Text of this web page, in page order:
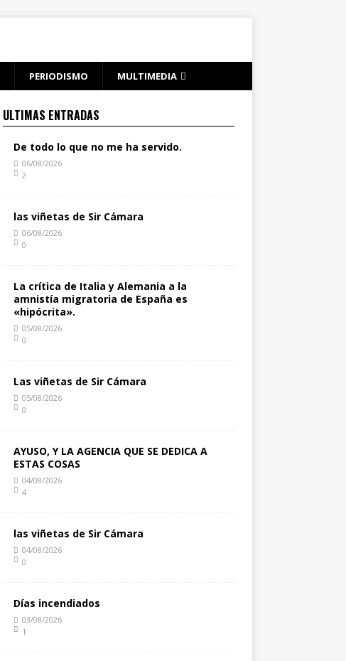
PERIODISMO MULTIMEDIA
ULTIMAS ENTRADAS
De todo lo que no me ha servido.
06/08/2026
2
las viñetas de Sir Cámara
06/08/2026
0
La crítica de Italia y Alemania a la
amnistía migratoria de España es
«hipócrita».
05/08/2026
0
Las viñetas de Sir Cámara
05/08/2026
0
AYUSO, Y LA AGENCIA QUE SE DEDICA A
ESTAS COSAS
04/08/2026
4
las viñetas de Sir Cámara
04/08/2026
0
Días incendiados
03/08/2026
1